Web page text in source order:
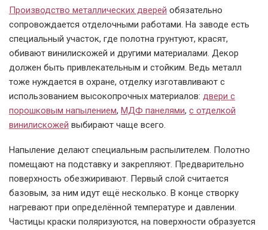
Производство металлических дверей обязательно
сопровождается отделочными работами. На заводе есть
специальный участок, где полотна грунтуют, красят,
обивают винилискожей и другими материалами. Декор
должен быть привлекательным и стойким. Ведь металл
тоже нуждается в охране, отделку изготавливают с
использованием высокопрочных материалов: двери с
порошковым напылением, МДФ панелями, с отделкой
винилискожей выбирают чаще всего.
Напыление делают специальным распылителем. Полотно
помещают на подставку и закрепляют. Предварительно
поверхность обезжиривают. Первый слой считается
базовым, за ним идут ещё несколько. В конце створку
нагревают при определённой температуре и давлении.
Частицы краски поляризуются, на поверхности образуется